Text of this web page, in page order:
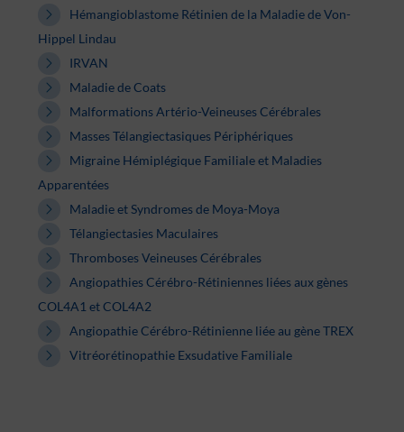
Hémangioblastome Rétinien de la Maladie de Von-
Hippel Lindau
IRVAN
Maladie de Coats
Malformations Artério-Veineuses Cérébrales
Masses Télangiectasiques Périphériques
Migraine Hémiplégique Familiale et Maladies
Apparentées
Maladie et Syndromes de Moya-Moya
Télangiectasies Maculaires
Thromboses Veineuses Cérébrales
Angiopathies Cérébro-Rétiniennes liées aux gènes
COL4A1 et COL4A2
Angiopathie Cérébro-Rétinienne liée au gène TREX
Vitréorétinopathie Exsudative Familiale